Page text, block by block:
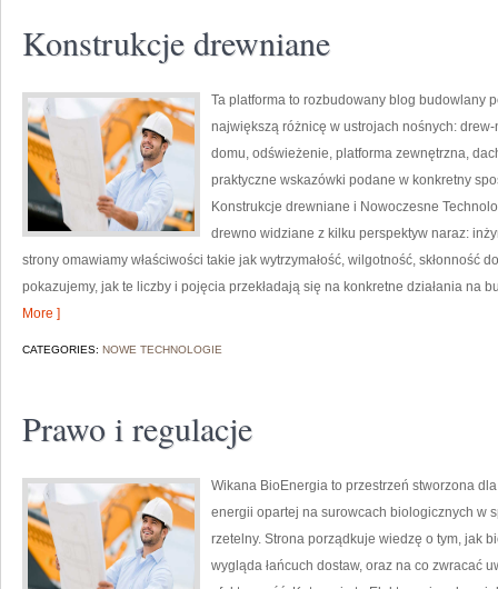
Konstrukcje drewniane
Ta platforma to rozbudowany blog budowlany
największą różnicę w ustrojach nośnych:
domu, odświeżenie, platforma zewnętrzna,
praktyczne wskazówki podane w konkretny
Konstrukcje drewniane i Nowoczesne
drewno widziane z kilku perspektyw naraz:
strony omawiamy właściwości takie jak wytrzymałość, wilgotność, skłonność
pokazujemy, jak te liczby i pojęcia przekładają się na konkretne działania na
More ]
CATEGORIES: NOWE TECHNOLOGIE
Prawo i regulacje
Wikana BioEnergia to przestrzeń stworzona
energii opartej na surowcach biologicznych w
rzetelny. Strona porządkuje wiedzę o tym, jak
wygląda łańcuch dostaw, oraz na co zwracać